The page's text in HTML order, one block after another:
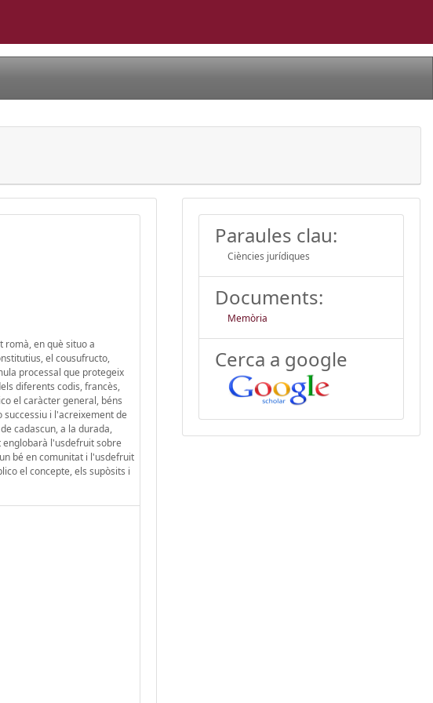
en què situo a
el cousufructo,
processal que protegeix
diferents codis, francès,
el caràcter general, béns
i l'acreixement de
cadascun, a la durada,
l'usdefruit sobre
bé en comunitat i l'usdefruit
el concepte, els supòsits i
Paraules clau:
Ciències jurídiques
Documents:
Memòria
Cerca a google